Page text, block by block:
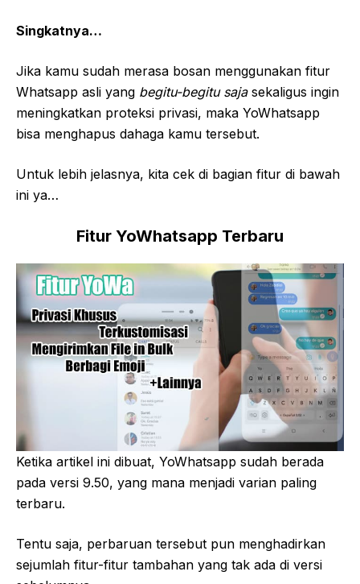
Singkatnya…
Jika kamu sudah merasa bosan menggunakan fitur
Whatsapp asli yang begitu-begitu sajasekaligus ingin
meningkatkan proteksi privasi, maka YoWhatsapp
bisa menghapus dahaga kamu tersebut.
Untuk lebih jelasnya, kita cek di bagian fitur di bawah
ini ya…
Fitur YoWhatsapp Terbaru
Ketika artikel ini dibuat, YoWhatsapp sudah berada
pada versi 9.50, yang mana menjadi varian paling
terbaru.
Tentu saja, perbaruan tersebut pun menghadirkan
sejumlah fitur-fitur tambahan yang tak ada di versi